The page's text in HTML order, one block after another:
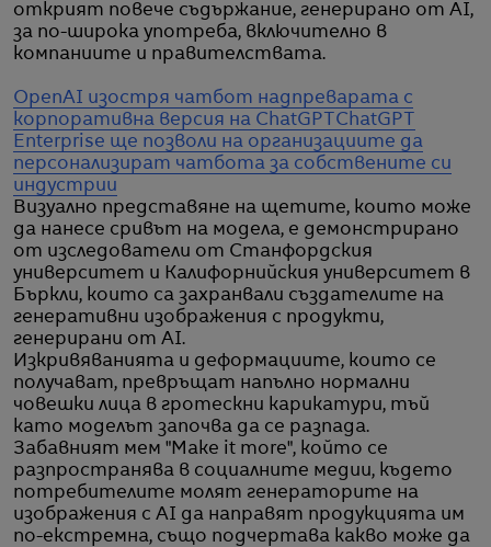
открият повече съдържание, генерирано от AI,
за по-широка употреба, включително в
компаниите и правителствата.
OpenAI изостря чатбот надпреварата с
корпоративна версия на ChatGPT ChatGPT
Enterprise ще позволи на организациите да
персонализират чатбота за собствените си
индустрии
Визуално представяне на щетите, които може
да нанесе сривът на модела, е демонстрирано
от изследователи от Станфордския
университет и Калифорнийския университет в
Бъркли, които са захранвали създателите на
генеративни изображения с продукти,
генерирани от AI.
Изкривяванията и деформациите, които се
получават, превръщат напълно нормални
човешки лица в гротескни карикатури, тъй
като моделът започва да се разпада.
Забавният мем "Make it more", който се
разпространява в социалните медии, където
потребителите молят генераторите на
изображения с AI да направят продукцията им
по-екстремна, също подчертава какво може да